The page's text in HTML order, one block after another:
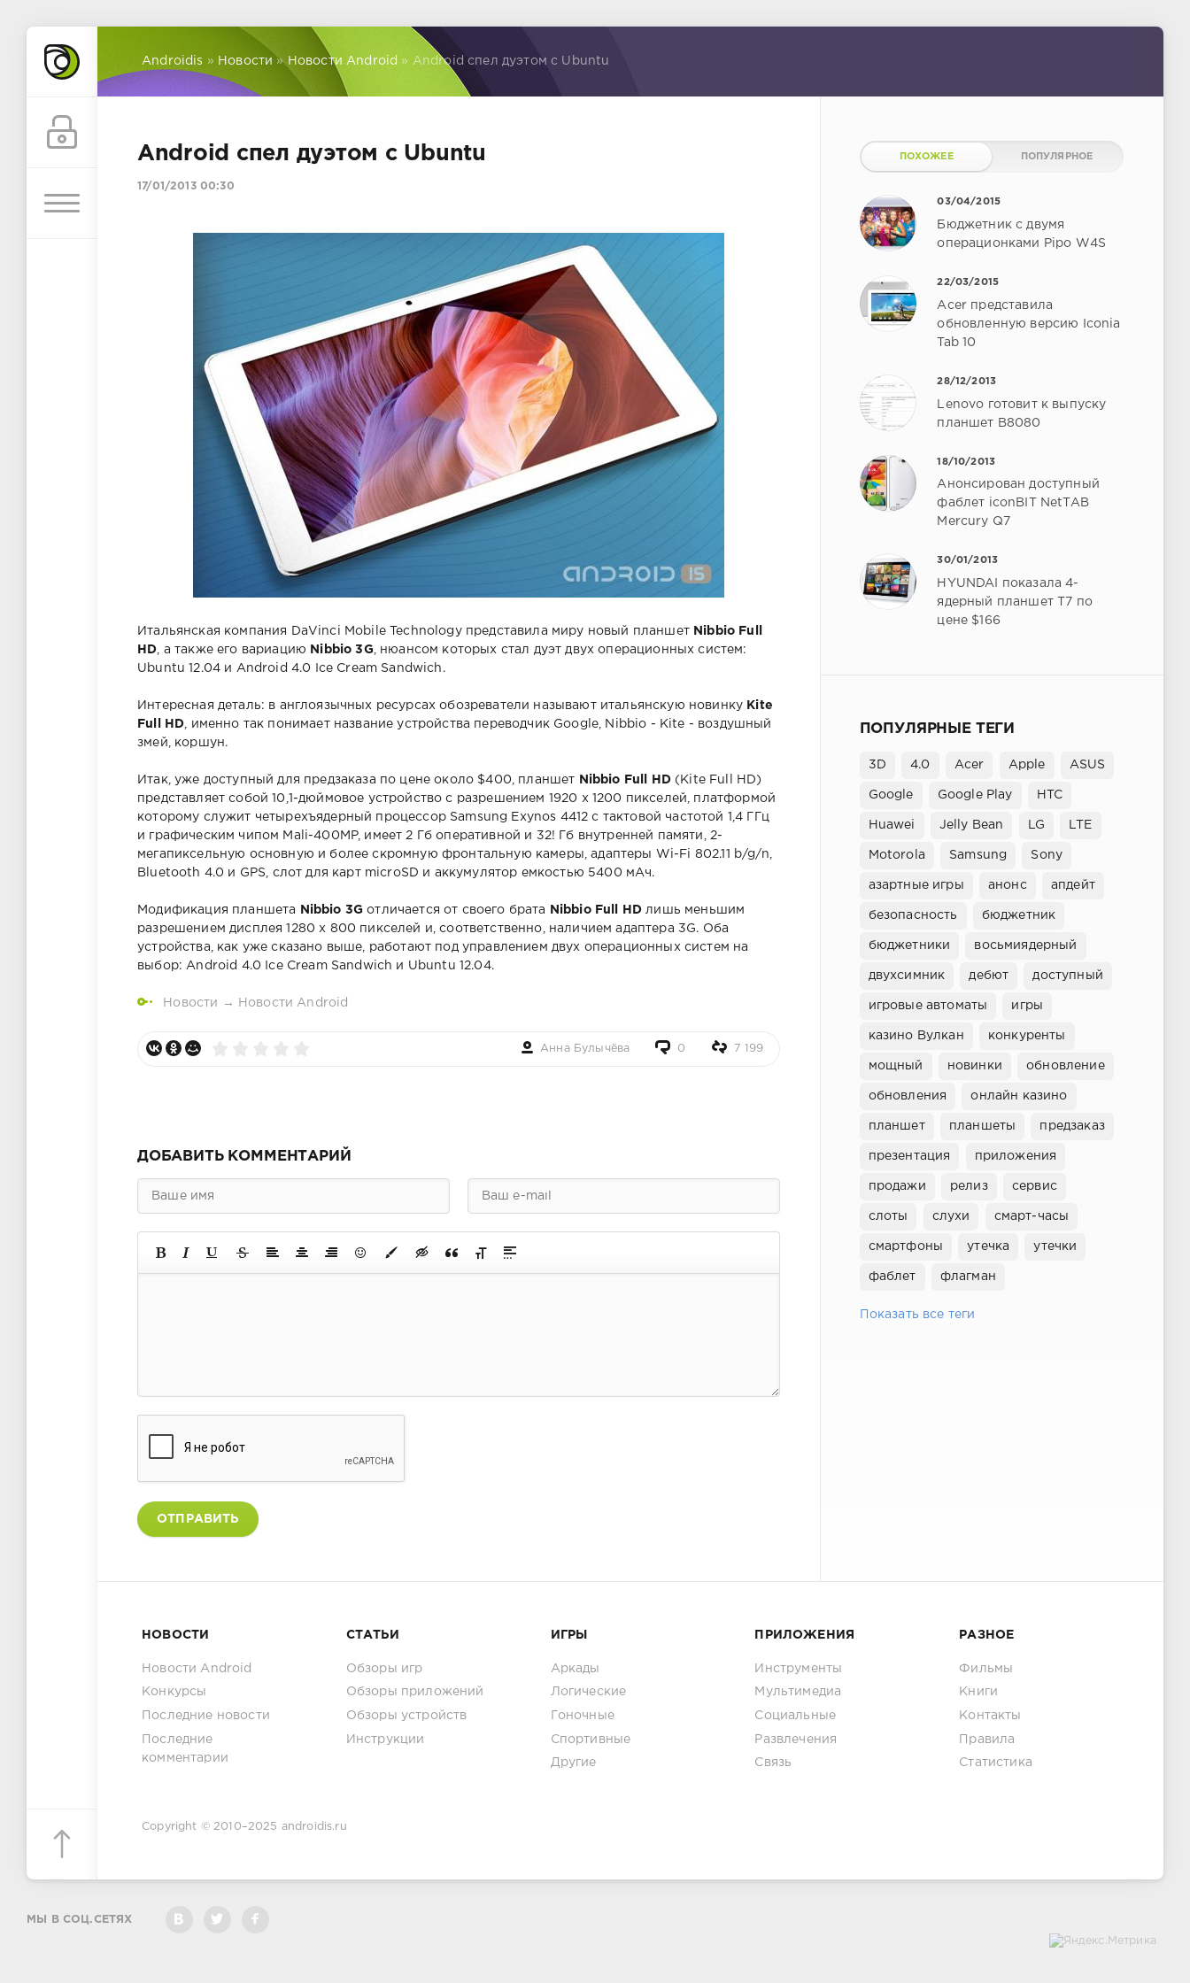
Androidis » Новости » Новости Android » Android спел дуэтом с Ubuntu
Android спел дуэтом с Ubuntu
17/01/2013 00:30
Итальянская компания DaVinci Mobile Technology представила миру новый планшет Nibbio Full
HD , а также его вариацию Nibbio 3G , нюансом которых стал дуэт двух операционных систем:
Ubuntu 12.04 и Android 4.0 Ice Cream Sandwich.
Интересная деталь: в англоязычных ресурсах обозреватели называют итальянскую новинку Kite
Full HD , именно так понимает название устройства переводчик Google, Nibbio - Kite - воздушный
змей, коршун.
Итак, уже доступный для предзаказа по цене около $400, планшет Nibbio Full HD(Kite Full HD)
представляет собой 10,1-дюймовое устройство с разрешением 1920 х 1200 пикселей, платформой
которому служит четырехъядерный процессор Samsung Exynos 4412 с тактовой частотой 1,4 ГГц
и графическим чипом Mali-400MP, имеет 2 Гб оперативной и 32! Гб внутренней памяти, 2-
мегапиксельную основную и более скромную фронтальную камеры, адаптеры Wi-Fi 802.11 b/g/n,
Bluetooth 4.0 и GPS, слот для карт microSD и аккумулятор емкостью 5400 мАч.
Модификация планшета Nibbio 3G отличается от своего брата Nibbio Full HD лишь меньшим
разрешением дисплея 1280 х 800 пикселей и, соответственно, наличием адаптера 3G. Оба
устройства, как уже сказано выше, работают под управлением двух операционных систем на
выбор: Android 4.0 Ice Cream Sandwich и Ubuntu 12.04.
Новости → Новости Android
Анна Булычёва 0 7 199
ДОБАВИТЬ КОММЕНТАРИЙ
ОТПРАВИТЬ
ПОХОЖЕЕ ПОПУЛЯРНОЕ
03/04/2015
Бюджетник с двумя
операционками Pipo W4S
22/03/2015
Acer представила
обновленную версию Iconia
Tab 10
28/12/2013
Lenovo готовит к выпуску
планшет B8080
18/10/2013
Анонсирован доступный
фаблет iconBIT NetTAB
Mercury Q7
30/01/2013
HYUNDAI показала 4-
ядерный планшет T7 по
цене $166
ПОПУЛЯРНЫЕ ТЕГИ
3D 4.0 Acer Apple ASUS
Google Google Play HTC
Huawei Jelly Bean LG LTE
Motorola Samsung Sony
азартные игры анонс апдейт
безопасность бюджетник
бюджетники восьмиядерный
двухсимник дебют доступный
игровые автоматы игры
казино Вулкан конкуренты
мощный новинки обновление
обновления онлайн казино
планшет планшеты предзаказ
презентация приложения
продажи релиз сервис
слоты слухи смарт-часы
смартфоны утечка утечки
фаблет флагман
Показать все теги
НОВОСТИ
Новости Android
Конкурсы
Последние новости
Последние
комментарии
СТАТЬИ
Обзоры игр
Обзоры приложений
Обзоры устройств
Инструкции
ИГРЫ
Аркады
Логические
Гоночные
Спортивные
Другие
ПРИЛОЖЕНИЯ
Инструменты
Мультимедиа
Социальные
Развлечения
Связь
РАЗНОЕ
Фильмы
Книги
Контакты
Правила
Статистика
Copyright © 2010–2025 androidis.ru
МЫ В СОЦ.СЕТЯХ